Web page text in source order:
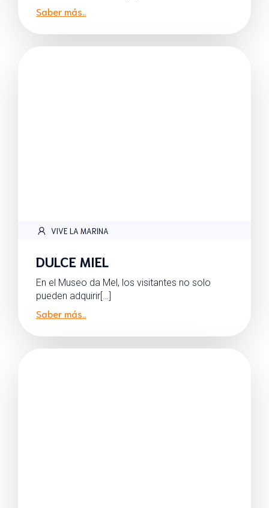
Saber más..
VIVE LA MARINA
DULCE MIEL
En el Museo da Mel, los visitantes no solo
pueden adquirir[…]
Saber más..